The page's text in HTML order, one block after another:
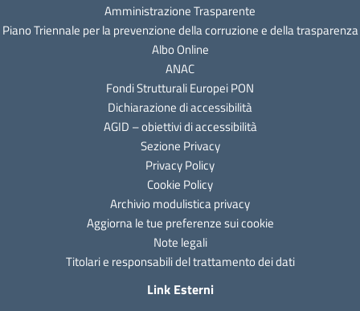
Amministrazione Trasparente
Piano Triennale per la prevenzione della corruzione e della trasparenza
Albo Online
ANAC
Fondi Strutturali Europei PON
Dichiarazione di accessibilità
AGID – obiettivi di accessibilità
Sezione Privacy
Privacy Policy
Cookie Policy
Archivio modulistica privacy
Aggiorna le tue preferenze sui cookie
Note legali
Titolari e responsabili del trattamento dei dati
Link Esterni